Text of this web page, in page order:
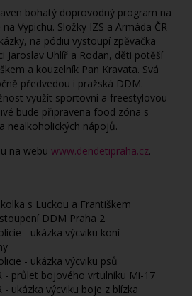
bohatý doprovodný program na
Vypichu. Složky IZS a Armáda ČR
na pódiu vystoupí zpěvačka
Jaroslav Uhlíř a Rodan, děti potěší
a kouzelník Pan Kravata. Svá
předvedou i pražská DDM.
využít sportovní a freestylovou
bude připravena food zóna s
nealkoholických nápojů.
na webu www.dendetipraha.cz.
s Luckou a Františkem
DDM Praha 2
- ukázka výcviku koní
- ukázka výcviku psů
- průlet bojového vrtulníku Mi-17
- ukázka výcviku boje z blízka